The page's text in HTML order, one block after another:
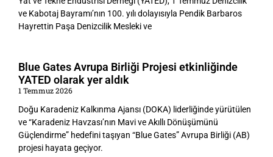
ve Kabotaj Bayramı’nın 100. yılı dolayısıyla Pendik Barbaros
Hayrettin Paşa Denizcilik Mesleki ve
Blue Gates Avrupa Birliği Projesi etkinliğinde
YATED olarak yer aldık
1 Temmuz 2026
Doğu Karadeniz Kalkınma Ajansı (DOKA) liderliğinde yürütülen
ve “Karadeniz Havzası’nın Mavi ve Akıllı Dönüşümünü
Güçlendirme” hedefini taşıyan “Blue Gates” Avrupa Birliği (AB)
projesi hayata geçiyor.